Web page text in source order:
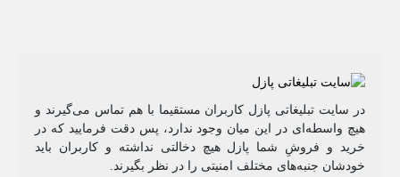
در سایت تبلیغاتی پازل کاربران مستقیما با هم تماس می‌گیرند و
هیچ واسطه‌ای در این میان وجود ندارد، پس دقت فرمایید که در
خرید و فروشِ شما پازل هیچ دخالتی نداشته و کاربران باید
خودشان جنبه‌های مختلف امنیتی را در نظر بگیرند.